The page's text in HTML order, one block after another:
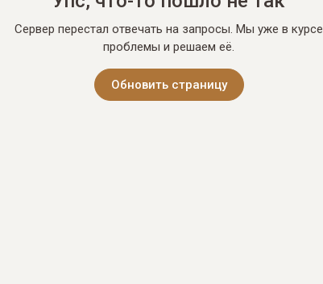
Сервер перестал отвечать на запросы. Мы уже в курсе
проблемы и решаем её.
Обновить страницу